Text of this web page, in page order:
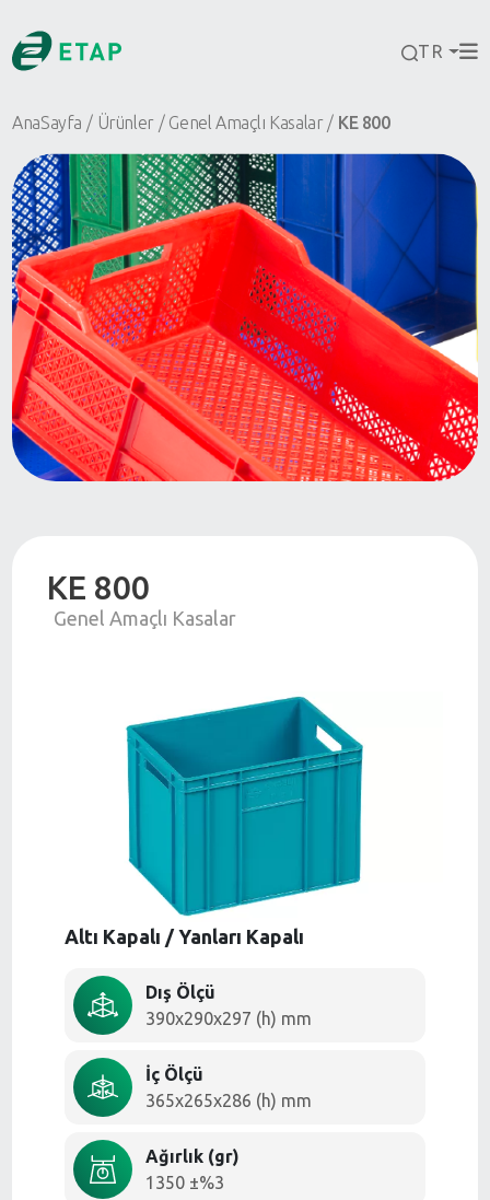
TR
AnaSayfa Ürünler Genel Amaçlı Kasalar KE 800
KE 800
Genel Amaçlı Kasalar
Altı Kapalı / Yanları Kapalı
Dış Ölçü
390x290x297 (h) mm
İç Ölçü
365x265x286 (h) mm
Ağırlık (gr)
1350 ±%3